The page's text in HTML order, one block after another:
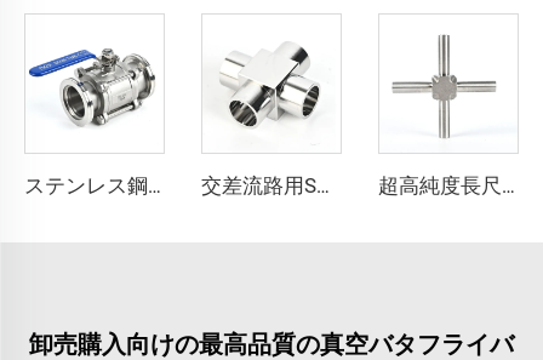
ステンレス鋼製3ピース真空フランジボールバルブ NW63-100 SS304/SS316L 縮小孔 ISO63-ISO100 フランジバルブ 交差流路用SS316L超高純度溶接継手交差部マイクロ溶接継手を提供スムーズなステンレス鋼超高純度溶接継手 超高純度長尺溶接継手 SS316L クロス溶接継手 超高純度ステンレス鋼長尺クロス溶接継手 超高純度チューブ
卸売購入向けの最高品質の真空バタフライバ